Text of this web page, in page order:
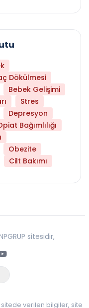
Dökülmesi
Bebek Gelişimi
Stres
Depresyon
Bağımlılığı
Obezite
Cilt Bakımı
sitesidir,
sitede verilen bilgiler, site